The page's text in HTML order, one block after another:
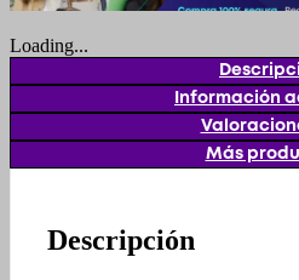
Loading...
Información
Más
Descripción